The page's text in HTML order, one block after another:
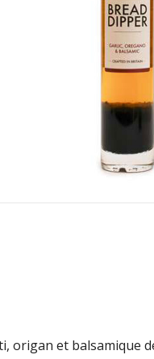
origan et balsamique